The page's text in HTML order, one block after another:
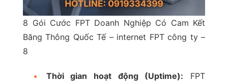
8 Gói Cước FPT Doanh Nghiệp Có Cam Kết
Băng Thông Quốc Tế – internet FPT công ty –
8
• Thời gian hoạt động (Uptime): FPT